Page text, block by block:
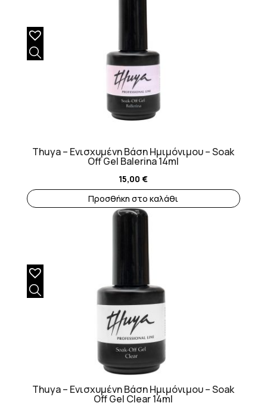
Thuya – Ενισχυμένη Βάση Ημιμόνιμου – Soak
Off Gel Balerina 14ml
15,00€
Προσθήκη στο καλάθι
Thuya – Ενισχυμένη Βάση Ημιμόνιμου – Soak
Off Gel Clear 14ml